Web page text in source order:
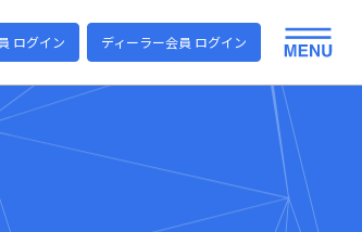
ログイン ディーラー会員 ログイン